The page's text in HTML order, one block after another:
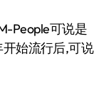
People可说是
开始流行后,可说